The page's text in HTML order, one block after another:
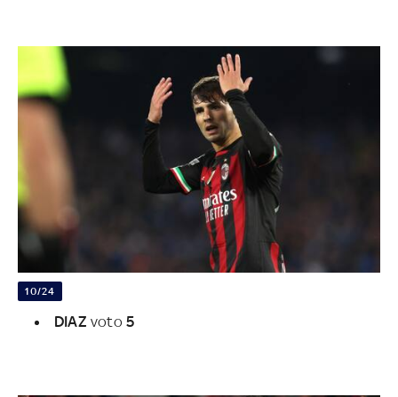
10/24
DIAZ voto5